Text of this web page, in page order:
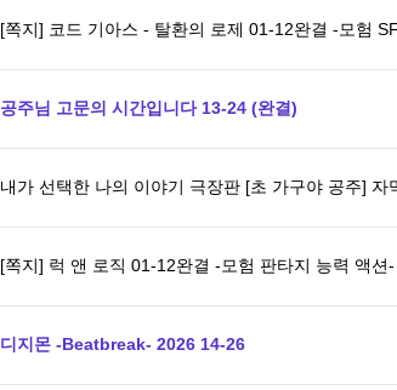
[쪽지] 코드 기아스 - 탈환의 로제 01-12완결 -모험 SF
공주님 고문의 시간입니다 13-24 (완결)
내가 선택한 나의 이야기 극장판 [초 가구야 공주] 자
[쪽지] 럭 앤 로직 01-12완결 -모험 판타지 능력 액션-
디지몬 -Beatbreak- 2026 14-26